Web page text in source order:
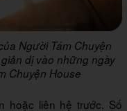
Người Tám Chuyện
dị vào những ngày
Chuyện House
hoặc liên hệ trước. Số